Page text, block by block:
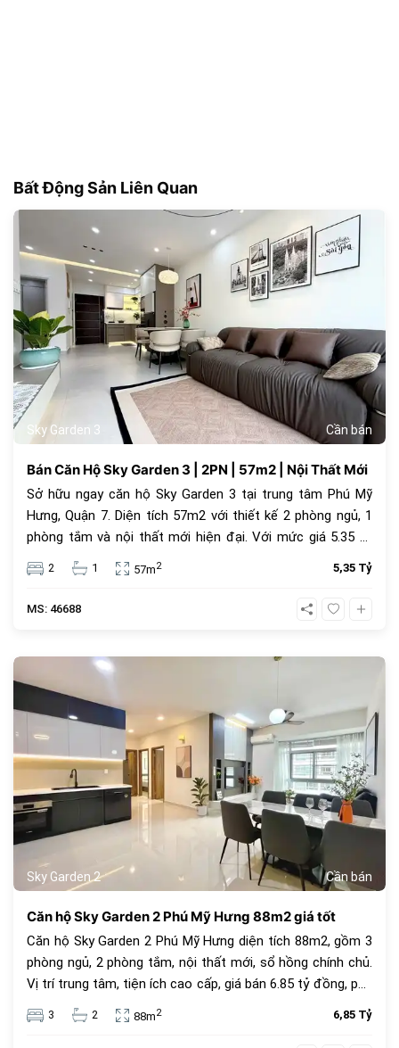
Bất Động Sản Liên Quan
Sky Garden 3 Cần bán
181
Bán Căn Hộ Sky Garden 3 | 2PN | 57m2 | Nội Thất Mới
Sở hữu ngay căn hộ Sky Garden 3 tại trung tâm Phú Mỹ
Hưng, Quận 7. Diện tích 57m2 với thiết kế 2 phòng ngủ, 1
phòng tắm và nội thất mới hiện đại. Với mức giá 5.35 tỷ
đồng, đây là lựa chọn an cư lý tưởng hoặc đầu tư cho
thuê sinh lời cao trong cộng đồng văn minh.
2 1 57m2 5,35 Tỷ
MS: 46688
Sky Garden 2 Cần bán
Căn hộ Sky Garden 2 Phú Mỹ Hưng 88m2 giá tốt
Căn hộ Sky Garden 2 Phú Mỹ Hưng diện tích 88m2, gồm 3
phòng ngủ, 2 phòng tắm, nội thất mới, sổ hồng chính chủ.
Vị trí trung tâm, tiện ích cao cấp, giá bán 6.85 tỷ đồng, phù
hợp để ở hoặc đầu tư.
3 2 88m2 6,85 Tỷ